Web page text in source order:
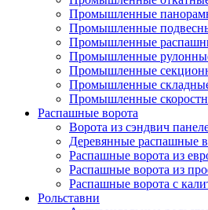
Промышленные
Промышленные
Промышленные
Промышленные
Промышленные
Промышленные
Промышленные
Распашные ворота
Ворота из сэндвич
Деревянные распашные
Распашные ворота из
Распашные ворота из
Распашные ворота с
Рольставни